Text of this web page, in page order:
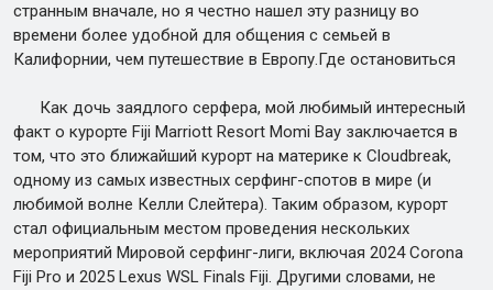
странным вначале, но я честно нашел эту разницу во
времени более удобной для общения с семьей в
Калифорнии, чем путешествие в Европу.Где остановиться
Как дочь заядлого серфера, мой любимый интересный
факт о курорте Fiji Marriott Resort Momi Bay заключается в
том, что это ближайший курорт на материке к Cloudbreak,
одному из самых известных серфинг-спотов в мире (и
любимой волне Келли Слейтера). Таким образом, курорт
стал официальным местом проведения нескольких
мероприятий Мировой серфинг-лиги, включая 2024 Corona
Fiji Pro и 2025 Lexus WSL Finals Fiji. Другими словами, не